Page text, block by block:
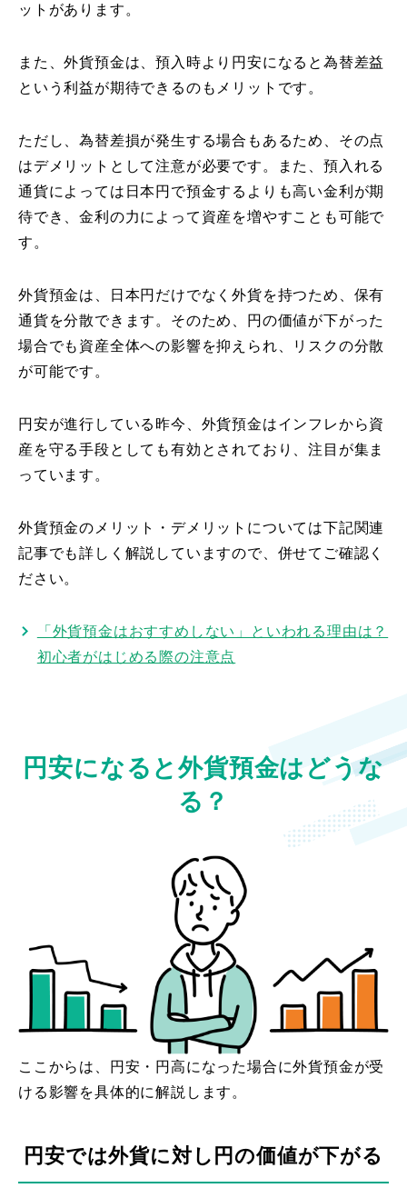
ットがあります。
また、外貨預金は、預入時より円安になると為替差益
という利益が期待できるのもメリットです。
ただし、為替差損が発生する場合もあるため、その点
はデメリットとして注意が必要です。また、預入れる
通貨によっては日本円で預金するよりも高い金利が期
待でき、金利の力によって資産を増やすことも可能で
す。
外貨預金は、日本円だけでなく外貨を持つため、保有
通貨を分散できます。そのため、円の価値が下がった
場合でも資産全体への影響を抑えられ、リスクの分散
が可能です。
円安が進行している昨今、外貨預金はインフレから資
産を守る手段としても有効とされており、注目が集ま
っています。
外貨預金のメリット・デメリットについては下記関連
記事でも詳しく解説していますので、併せてご確認く
ださい。
「外貨預金はおすすめしない」といわれる理由は？
初心者がはじめる際の注意点
円安になると外貨預金はどうな
る？
ここからは、円安・円高になった場合に外貨預金が受
ける影響を具体的に解説します。
円安では外貨に対し円の価値が下がる